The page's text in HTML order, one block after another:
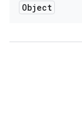
Object